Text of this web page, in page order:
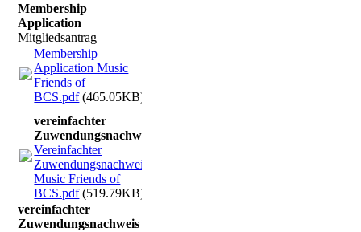
Membership
Application
Mitgliedsantrag
Membership
Application Music
Friends of
BCS.pdf(465.05KB)
vereinfachter
Zuwendungsnachweis
Vereinfachter
Zuwendungsnachweis
Music Friends of
BCS.pdf(519.79KB)
vereinfachter
Zuwendungsnachweis